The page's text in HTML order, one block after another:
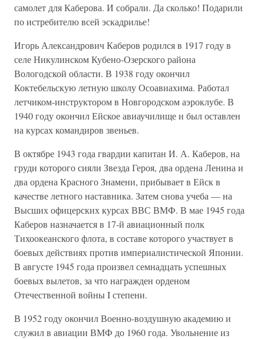
самолет для Каберова. И собрали. Да сколько! Подарили
по истребителю всей эскадрилье!
Игорь Александрович Каберов родился в 1917 году в
селе Никулинском Кубено-Озерского района
Вологодской области. В 1938 году окончил
Коктебельскую летную школу Осоавиахима. Работал
летчиком-инструктором в Новгородском аэроклубе. В
1940 году окончил Ейское авиаучилище и был оставлен
на курсах командиров звеньев.
В октябре 1943 года гвардии капитан И. А. Каберов, на
груди которого сияли Звезда Героя, два ордена Ленина и
два ордена Красного Знамени, прибывает в Ейск в
качестве летного наставника. Затем снова учеба — на
Высших офицерских курсах ВВС ВМФ. В мае 1945 года
Каберов назначается в 17-й авиационный полк
Тихоокеанского флота, в составе которого участвует в
боевых действиях против империалистической Японии.
В августе 1945 года произвел семнадцать успешных
боевых вылетов, за что награжден орденом
Отечественной войны I степени.
В 1952 году окончил Военно-воздушную академию и
служил в авиации ВМФ до 1960 года. Увольнение из